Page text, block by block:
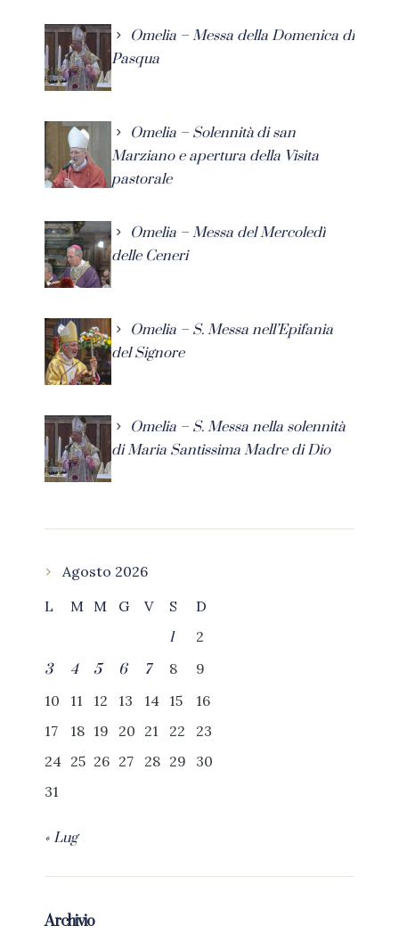
Omelia – Messa della Domenica di
Pasqua
Omelia – Solennità di san
Marziano e apertura della Visita
pastorale
Omelia – Messa del Mercoledì
delle Ceneri
Omelia – S. Messa nell’Epifania
del Signore
Omelia – S. Messa nella solennità
di Maria Santissima Madre di Dio
Agosto 2026
L
M M G V S
D
1
2
3
4 5 6 7 8
9
10
11 12 13 14 15
16
17
18 19 20 21 22
23
24 25 26 27 28 29
30
31
« Lug
Archivio